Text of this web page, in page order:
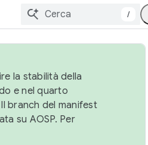
/
la stabilità della
e nel quarto
Il branch del manifest
su AOSP. Per